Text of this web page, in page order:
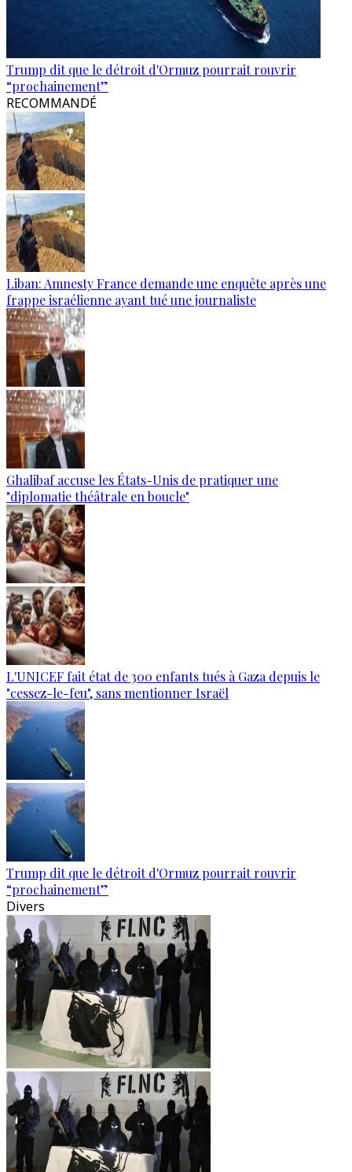
Trump dit que le détroit d'Ormuz pourrait rouvrir
“prochainement”
RECOMMANDÉ
Liban: Amnesty France demande une enquête après une
frappe israélienne ayant tué une journaliste
Ghalibaf accuse les États-Unis de pratiquer une
"diplomatie théâtrale en boucle"
L'UNICEF fait état de 300 enfants tués à Gaza depuis le
"cessez-le-feu", sans mentionner Israël
Trump dit que le détroit d'Ormuz pourrait rouvrir
“prochainement”
Divers